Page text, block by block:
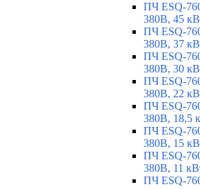
ПЧ ESQ-
380В, 45
ПЧ ESQ-
380В, 37
ПЧ ESQ-
380В, 30
ПЧ ESQ-
380В, 22
ПЧ ESQ-
380В, 18,5
ПЧ ESQ-
380В, 15
ПЧ ESQ-
380В, 11
ПЧ ESQ-